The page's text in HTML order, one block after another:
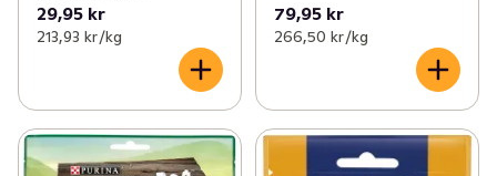
29,95 kr
213,93 kr /kg
79,95 kr
266,50 kr /kg